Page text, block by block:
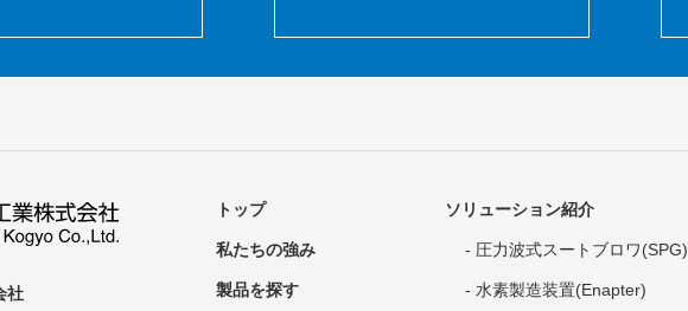
社
トップ
私たちの強み
製品を探す
ソリューション紹介
圧力波式スートブロワ(SPG)
水素製造装置(Enapter)